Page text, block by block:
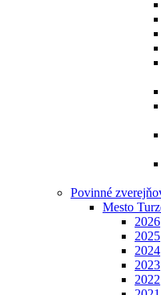
Povinné
Mesto
2026
2025
2024
2023
2022